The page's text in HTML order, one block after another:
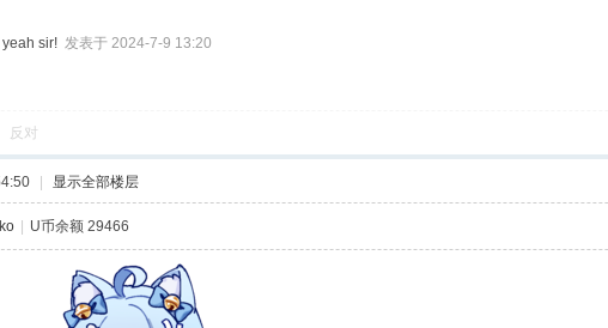
sir! 发表于 2024-7-9 13:20
反对
显示全部楼层
U币余额 29466